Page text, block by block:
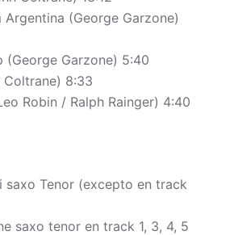
(George Garzone)
(George Garzone) 5:40
Coltrane) 8:33
Robin / Ralph Rainger) 4:40
saxo Tenor (excepto en track
saxo tenor en track 1, 3, 4, 5